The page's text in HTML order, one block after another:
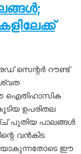
സെന്റർ റൗണ്ട്
ഈ ഐതിഹാസിക
ഉപരിതല
പുതിയ പാലങ്ങൾ
വൻകിട
ഈ